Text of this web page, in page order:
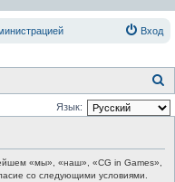
Вход
о
Язык:
«мы», «наш», «CG in Games»,
со следующими условиями.